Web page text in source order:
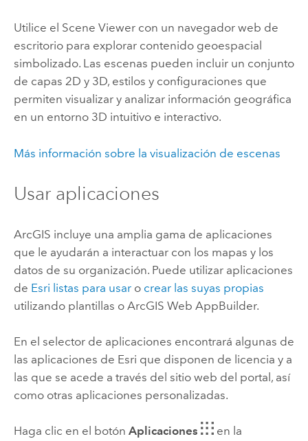
Utilice el Scene Viewercon un navegador web de
escritorio para explorar contenido geoespacial
simbolizado. Las escenas pueden incluir un conjunto
de capas 2D y 3D, estilos y configuraciones que
permiten visualizar y analizar información geográfica
en un entorno 3D intuitivo e interactivo.
Más información sobre la visualización de escenas
Usar aplicaciones
ArcGIS incluye una amplia gama de aplicaciones
que le ayudarán a interactuar con los mapas y los
datos de su organización. Puede utilizar aplicaciones
de Esri listas para usar o crear las suyas propias
utilizando plantillas o ArcGIS Web AppBuilder.
En el selector de aplicaciones encontrará algunas de
las aplicaciones de Esri que disponen de licencia y a
las que se acede a través del sitio web del portal, así
como otras aplicaciones personalizadas.
Haga clic en el botón Aplicaciones
en la